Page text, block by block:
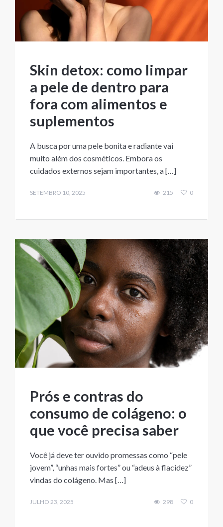
Skin detox: como limpar
a pele de dentro para
fora com alimentos e
suplementos
A busca por uma pele bonita e radiante vai
muito além dos cosméticos. Embora os
cuidados externos sejam importantes, a […]
SETEMBRO 10, 2025 215 0
Prós e contras do
consumo de colágeno: o
que você precisa saber
Você já deve ter ouvido promessas como “pele
jovem”, “unhas mais fortes” ou “adeus à flacidez”
vindas do colágeno. Mas […]
JULHO 23, 2025 298 0